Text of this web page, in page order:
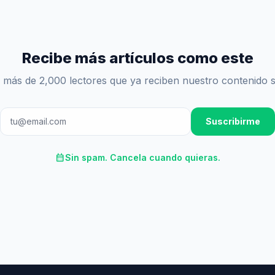
Recibe más artículos como este
más de 2,000 lectores que ya reciben nuestro contenido
Suscribirme
calendar_monthSin spam. Cancela cuando quieras.